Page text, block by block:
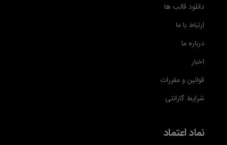
دانلود قالب ها
ارتباط با ما
درباره ما
اخبار
قوانین و مقررات
شرایط گارانتی
نماد اعتماد